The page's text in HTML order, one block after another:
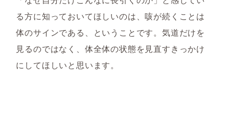
る方に知っておいてほしいのは、咳が続くことは
体のサインである、ということです。気道だけを
見るのではなく、体全体の状態を見直すきっかけ
にしてほしいと思います。